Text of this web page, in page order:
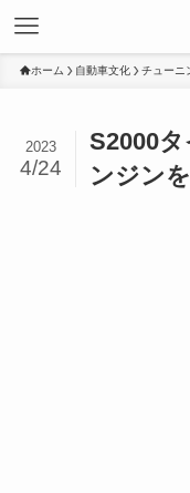
ホーム 自動車文化 チューニ
S2000
ンジン
2023
4/24